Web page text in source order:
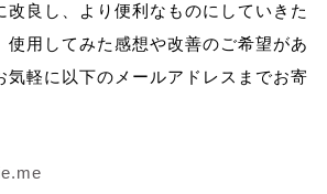
改良し、より便利なものにしていきた
使用してみた感想や改善のご希望があ
気軽に以下のメールアドレスまでお寄